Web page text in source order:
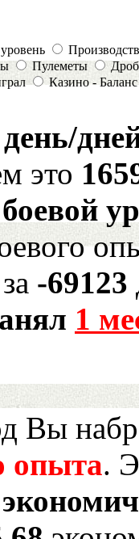
Пулеметы
Казино - Баланс
это
-69123
1
Вы
опыта.